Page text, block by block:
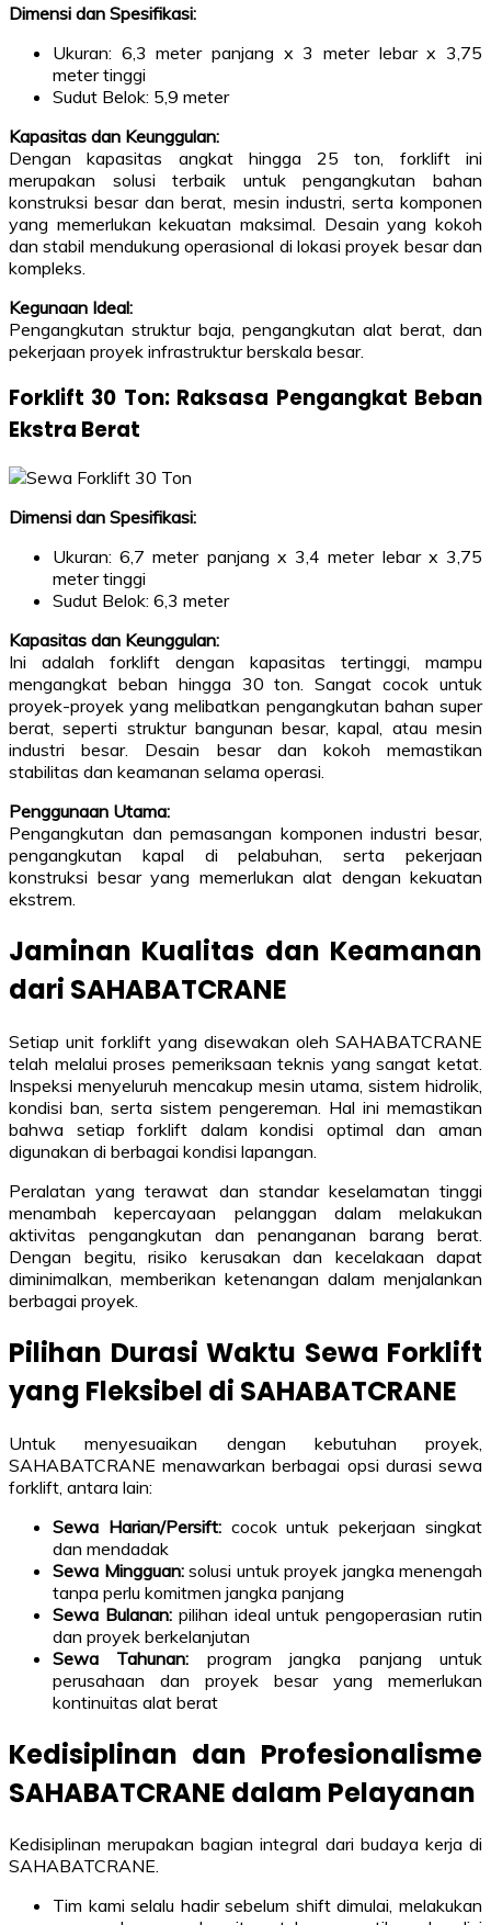
Dimensi dan Spesifikasi:
Ukuran: 6,3 meter panjang x 3 meter lebar x 3,75
meter tinggi
Sudut Belok: 5,9 meter
Kapasitas dan Keunggulan:
Dengan kapasitas angkat hingga 25 ton, forklift ini
merupakan solusi terbaik untuk pengangkutan bahan
konstruksi besar dan berat, mesin industri, serta komponen
yang memerlukan kekuatan maksimal. Desain yang kokoh
dan stabil mendukung operasional di lokasi proyek besar dan
kompleks.
Kegunaan Ideal:
Pengangkutan struktur baja, pengangkutan alat berat, dan
pekerjaan proyek infrastruktur berskala besar.
Forklift 30 Ton: Raksasa Pengangkat Beban
Ekstra Berat
Dimensi dan Spesifikasi:
Ukuran: 6,7 meter panjang x 3,4 meter lebar x 3,75
meter tinggi
Sudut Belok: 6,3 meter
Kapasitas dan Keunggulan:
Ini adalah forklift dengan kapasitas tertinggi, mampu
mengangkat beban hingga 30 ton. Sangat cocok untuk
proyek-proyek yang melibatkan pengangkutan bahan super
berat, seperti struktur bangunan besar, kapal, atau mesin
industri besar. Desain besar dan kokoh memastikan
stabilitas dan keamanan selama operasi.
Penggunaan Utama:
Pengangkutan dan pemasangan komponen industri besar,
pengangkutan kapal di pelabuhan, serta pekerjaan
konstruksi besar yang memerlukan alat dengan kekuatan
ekstrem.
Jaminan Kualitas dan Keamanan
dari SAHABATCRANE
Setiap unit forklift yang disewakan oleh SAHABATCRANE
telah melalui proses pemeriksaan teknis yang sangat ketat.
Inspeksi menyeluruh mencakup mesin utama, sistem hidrolik,
kondisi ban, serta sistem pengereman. Hal ini memastikan
bahwa setiap forklift dalam kondisi optimal dan aman
digunakan di berbagai kondisi lapangan.
Peralatan yang terawat dan standar keselamatan tinggi
menambah kepercayaan pelanggan dalam melakukan
aktivitas pengangkutan dan penanganan barang berat.
Dengan begitu, risiko kerusakan dan kecelakaan dapat
diminimalkan, memberikan ketenangan dalam menjalankan
berbagai proyek.
Pilihan Durasi Waktu Sewa Forklift
yang Fleksibel di SAHABATCRANE
Untuk menyesuaikan dengan kebutuhan proyek,
SAHABATCRANE menawarkan berbagai opsi durasi sewa
forklift, antara lain:
Sewa Harian/Persift:cocok untuk pekerjaan singkat
dan mendadak
Sewa Mingguan:solusi untuk proyek jangka menengah
tanpa perlu komitmen jangka panjang
Sewa Bulanan:pilihan ideal untuk pengoperasian rutin
dan proyek berkelanjutan
Sewa Tahunan: program jangka panjang untuk
perusahaan dan proyek besar yang memerlukan
kontinuitas alat berat
Kedisiplinan dan Profesionalisme
SAHABATCRANE dalam Pelayanan
Kedisiplinan merupakan bagian integral dari budaya kerja di
SAHABATCRANE.
Tim kami selalu hadir sebelum shift dimulai, melakukan